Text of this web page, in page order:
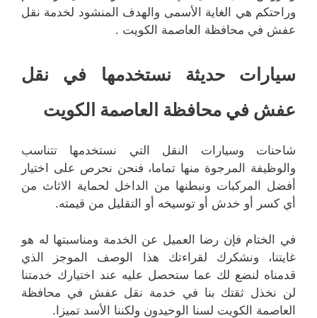
وراحتكم هي الغاية الأسمى والهدف المنشود لخدمة نقل
عفش في محافظة العاصمة الكويت .
سيارات حديثة نستخدمها في نقل
عفش في محافظة العاصمة الكويت
شاحنات وسيارات النقل التي نستخدمها تتناسب
والوظيفة المرجوة منها تماما، فنحن نحرص على اختيار
أفضل المركبات ونبطنها من الداخل لحماية الاثاث من
أي كسر أو خدش أو توسيخه أو التقليل من قيمته.
في الختام فإن رضا العميل عن الخدمة ومناسبتها له هو
غايتنا، ونشكرك لقراءتك هذا الوصف الموجز الذي
قدمناه لنضع لك عما ستحصل عليه عند اختيارك خدمتنا
لن نخذل ثقتك بنا في خدمة نقل عفش في محافظة
العاصمة الكويت لسنا الوحيدون ولكننا الأسد تميزا.